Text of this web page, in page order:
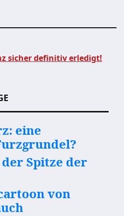
sicher definitiv erledigt!
eine
Spitze der
von